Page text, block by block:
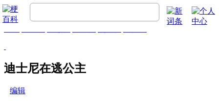
迪士尼在逃公主
编辑